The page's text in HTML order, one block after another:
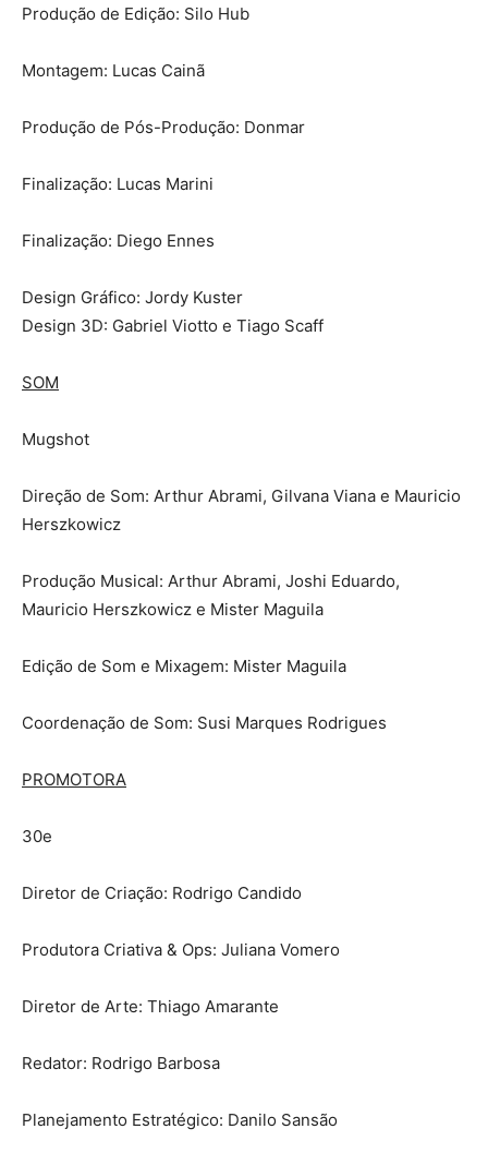
Produção de Edição: Silo Hub
Montagem: Lucas Cainã
Produção de Pós-Produção: Donmar
Finalização: Lucas Marini
Finalização: Diego Ennes
Design Gráfico: Jordy Kuster
Design 3D: Gabriel Viotto e Tiago Scaff
SOM
Mugshot
Direção de Som: Arthur Abrami, Gilvana Viana e Mauricio
Herszkowicz
Produção Musical: Arthur Abrami, Joshi Eduardo,
Mauricio Herszkowicz e Mister Maguila
Edição de Som e Mixagem: Mister Maguila
Coordenação de Som: Susi Marques Rodrigues
PROMOTORA
30e
Diretor de Criação: Rodrigo Candido
Produtora Criativa & Ops: Juliana Vomero
Diretor de Arte: Thiago Amarante
Redator: Rodrigo Barbosa
Planejamento Estratégico: Danilo Sansão